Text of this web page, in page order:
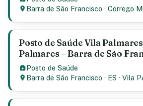
Barra de São Francisco ·Corrego
Posto de Saúde Vila
Palmares – Barra de São
Posto de Saúde
Barra de São Francisco · ES ·Vila